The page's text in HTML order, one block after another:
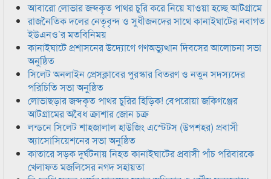
আবারো লোভার জব্দকৃত পাথর চুরি করে নিয়ে যাওয়া হচ্ছে আটগ্রামে
রাজনৈতিক দলের নেতৃবৃন্দ ও সুধীজনদের সাথে কানাইঘাটের নবাগত
ইউএনও’র মতবিনিময়
কানাইঘাটে প্রশাসনের উদ্যোগে গণঅভ্যুত্থান দিবসের আলোচনা সভা
অনুষ্ঠিত
সিলেট অনলাইন প্রেসক্লাবের পুরস্কার বিতরণ ও নতুন সদস্যদের
পরিচিতি সভা অনুষ্ঠিত
লোভাছড়ার জব্দকৃত পাথর চুরির হিড়িক! বেপরোয়া জকিগঞ্জের
আটগ্রামের অবৈধ ক্রাশার জোন চক্র
লন্ডনে সিলেট শাহজালাল হাউজিং এস্টেটস (উপশহর) প্রবাসী
অ্যাসোসিয়েশনের সভা অনুষ্ঠিত
কাতারে সড়ক দুর্ঘটনায় নিহত কানাইঘাটের প্রবাসী পাঁচ পরিবারকে
খেলাফত মজলিসের নগদ সহায়তা